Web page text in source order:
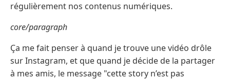
régulièrement nos contenus numériques.
core/paragraph
Ça me fait penser à quand je trouve une vidéo drôle
sur Instagram, et que quand je décide de la partager
à mes amis, le message "cette story n’est pas